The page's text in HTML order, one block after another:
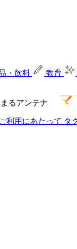
・飲料 教育
るアンテナ
ご利用にあたって タ